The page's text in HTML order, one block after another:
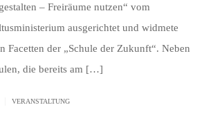
– Freiräume nutzen“ vom
ausgerichtet und widmete
Facetten der „Schule der Zukunft“. Neben
die bereits am […]
VERANSTALTUNG